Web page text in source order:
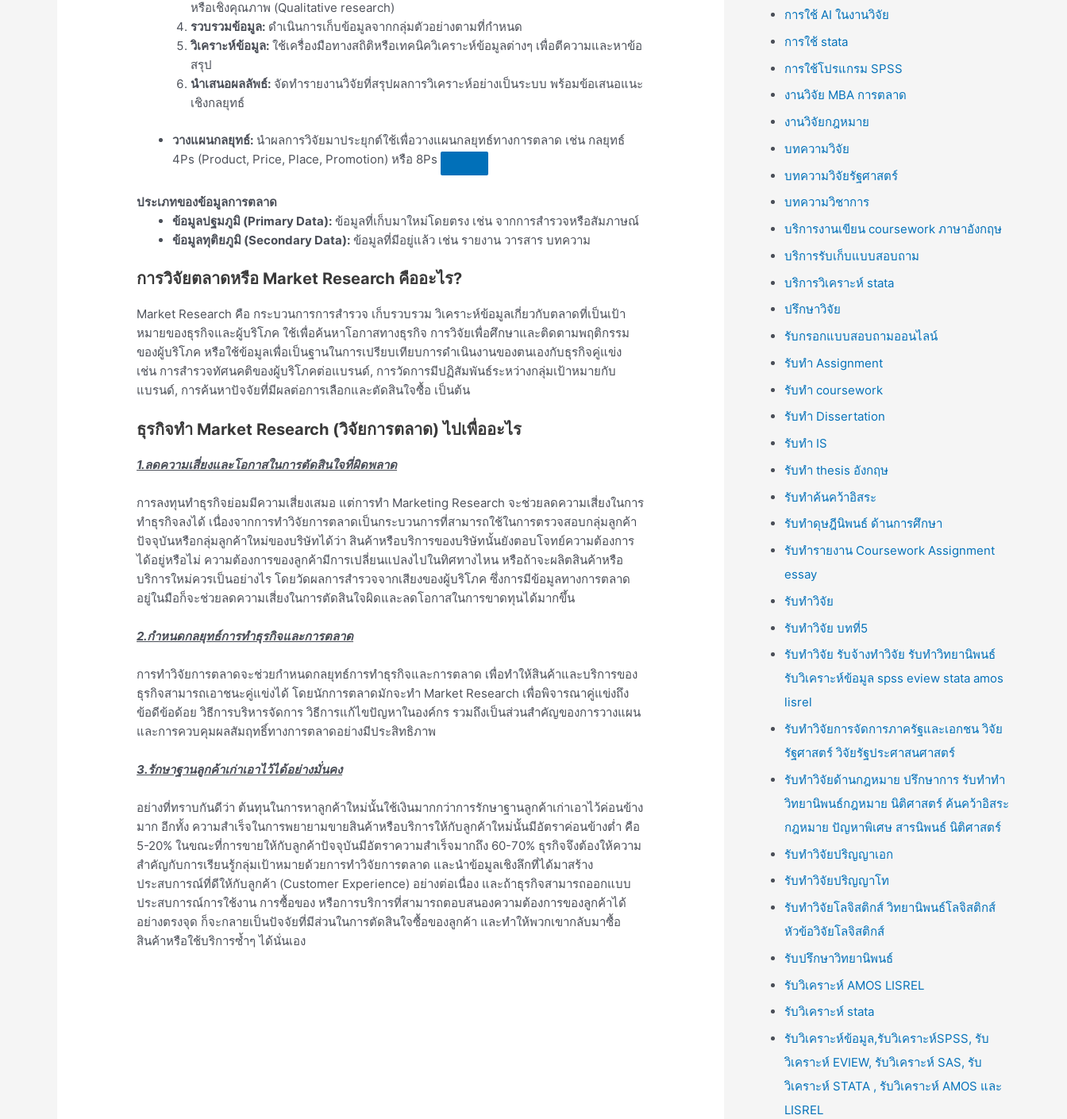
หรือเชิงคุณภาพ (Qualitative research)
รวบรวมข้อมูล:ดำเนินการเก็บข้อมูลจากกลุ่มตัวอย่างตามที่กำหนด
วิเคราะห์ข้อมูล:ใช้เครื่องมือทางสถิติหรือเทคนิควิเคราะห์ข้อมูลต่างๆ เพื่อตีความและหาข้อ
สรุป
นำเสนอผลลัพธ์:จัดทำรายงานวิจัยที่สรุปผลการวิเคราะห์อย่างเป็นระบบ พร้อมข้อเสนอแนะ
เชิงกลยุทธ์
วางแผนกลยุทธ์: นำผลการวิจัยมาประยุกต์ใช้เพื่อวางแผนกลยุทธ์ทางการตลาด เช่น กลยุทธ์
4Ps (Product, Price, Place, Promotion) หรือ 8Ps
ประเภทของข้อมูลการตลาด
ข้อมูลปฐมภูมิ (Primary Data): ข้อมูลที่เก็บมาใหม่โดยตรง เช่น จากการสำรวจหรือสัมภาษณ์
ข้อมูลทุติยภูมิ (Secondary Data): ข้อมูลที่มีอยู่แล้ว เช่น รายงาน วารสาร บทความ
การวิจัยตลาดหรือ Market Research คืออะไร?
Market Research คือ กระบวนการการสำรวจ เก็บรวบรวม วิเคราะห์ข้อมูลเกี่ยวกับตลาดที่เป็นเป้า
หมายของธุรกิจและผู้บริโภค ใช้เพื่อค้นหาโอกาสทางธุรกิจ การวิจัยเพื่อศึกษาและติดตามพฤติกรรม
ของผู้บริโภค หรือใช้ข้อมูลเพื่อเป็นฐานในการเปรียบเทียบการดําเนินงานของตนเองกับธุรกิจคู่แข่ง
เช่น การสํารวจทัศนคติของผู้บริโภคต่อแบรนด์, การวัดการมีปฏิสัมพันธ์ระหว่างกลุ่มเป้าหมายกับ
แบรนด์, การค้นหาปัจจัยที่มีผลต่อการเลือกและตัดสินใจซื้อ เป็นต้น
ธุรกิจทำ Market Research (วิจัยการตลาด) ไปเพื่ออะไร
1.ลดความเสี่ยงและโอกาสในการตัดสินใจที่ผิดพลาด
การลงทุนทำธุรกิจย่อมมีความเสี่ยงเสมอ แต่การทำ Marketing Research จะช่วยลดความเสี่ยงในการ
ทำธุรกิจลงได้ เนื่องจากการทำวิจัยการตลาดเป็นกระบวนการที่สามารถใช้ในการตรวจสอบกลุ่มลูกค้า
ปัจจุบันหรือกลุ่มลูกค้าใหม่ของบริษัทได้ว่า สินค้าหรือบริการของบริษัทนั้นยังตอบโจทย์ความต้องการ
ได้อยู่หรือไม่ ความต้องการของลูกค้ามีการเปลี่ยนแปลงไปในทิศทางไหน หรือถ้าจะผลิตสินค้าหรือ
บริการใหม่ควรเป็นอย่างไร โดยวัดผลการสำรวจจากเสียงของผู้บริโภค ซึ่งการมีข้อมูลทางการตลาด
อยู่ในมือก็จะช่วยลดความเสี่ยงในการตัดสินใจผิดและลดโอกาสในการขาดทุนได้มากขึ้น
2.กำหนดกลยุทธ์การทำธุรกิจและการตลาด
การทำวิจัยการตลาดจะช่วยกำหนดกลยุทธ์การทำธุรกิจและการตลาด เพื่อทำให้สินค้าและบริการของ
ธุรกิจสามารถเอาชนะคู่แข่งได้ โดยนักการตลาดมักจะทำ Market Research เพื่อพิจารณาคู่แข่งถึง
ข้อดีข้อด้อย วิธีการบริหารจัดการ วิธีการแก้ไขปัญหาในองค์กร รวมถึงเป็นส่วนสำคัญของการวางแผน
และการควบคุมผลสัมฤทธิ์ทางการตลาดอย่างมีประสิทธิภาพ
3.รักษาฐานลูกค้าเก่าเอาไว้ได้อย่างมั่นคง
อย่างที่ทราบกันดีว่า ต้นทุนในการหาลูกค้าใหม่นั้นใช้เงินมากกว่าการรักษาฐานลูกค้าเก่าเอาไว้ค่อนข้าง
มาก อีกทั้ง ความสำเร็จในการพยายามขายสินค้าหรือบริการให้กับลูกค้าใหม่นั้นมีอัตราค่อนข้างต่ำ คือ
5-20% ในขณะที่การขายให้กับลูกค้าปัจจุบันมีอัตราความสำเร็จมากถึง 60-70% ธุรกิจจึงต้องให้ความ
สำคัญกับการเรียนรู้กลุ่มเป้าหมายด้วยการทำวิจัยการตลาด และนำข้อมูลเชิงลึกที่ได้มาสร้าง
ประสบการณ์ที่ดีให้กับลูกค้า (Customer Experience) อย่างต่อเนื่อง และถ้าธุรกิจสามารถออกแบบ
ประสบการณ์การใช้งาน การซื้อของ หรือการบริการที่สามารถตอบสนองความต้องการของลูกค้าได้
อย่างตรงจุด ก็จะกลายเป็นปัจจัยที่มีส่วนในการตัดสินใจซื้อของลูกค้า และทำให้พวกเขากลับมาซื้อ
สินค้าหรือใช้บริการซ้ำๆ ได้นั่นเอง
การใช้ AI ในงานวิจัย
การใช้ stata
การใช้โปรแกรม SPSS
งานวิจัย MBA การตลาด
งานวิจัยกฎหมาย
บทความวิจัย
บทความวิจัยรัฐศาสตร์
บทความวิชาการ
บริการงานเขียน coursework ภาษาอังกฤษ
บริการรับเก็บแบบสอบถาม
บริการวิเคราะห์ stata
ปรึกษาวิจัย
รับกรอกแบบสอบถามออนไลน์
รับทำ Assignment
รับทำ coursework
รับทำ Dissertation
รับทำ IS
รับทำ thesis อังกฤษ
รับทำค้นคว้าอิสระ
รับทำดุษฎีนิพนธ์ ด้านการศึกษา
รับทำรายงาน Coursework Assignment
essay
รับทำวิจัย
รับทำวิจัย บทที่5
รับทำวิจัย รับจ้างทำวิจัย รับทำวิทยานิพนธ์
รับวิเคราะห์ข้อมูล spss eview stata amos
lisrel
รับทำวิจัยการจัดการภาครัฐและเอกชน วิจัย
รัฐศาสตร์ วิจัยรัฐประศาสนศาสตร์
รับทำวิจัยด้านกฎหมาย ปรึกษาการ รับทำทำ
วิทยานิพนธ์กฎหมาย นิติศาสตร์ ค้นคว้าอิสระ
กฎหมาย ปัญหาพิเศษ สารนิพนธ์ นิติศาสตร์
รับทำวิจัยปริญญาเอก
รับทำวิจัยปริญญาโท
รับทำวิจัยโลจิสติกส์ วิทยานิพนธ์โลจิสติกส์
หัวข้อวิจัยโลจิสติกส์
รับปรึกษาวิทยานิพนธ์
รับวิเคราะห์ AMOS LISREL
รับวิเคราะห์ stata
รับวิเคราะห์ข้อมูล,รับวิเคราะห์SPSS, รับ
วิเคราะห์ EVIEW, รับวิเคราะห์ SAS, รับ
วิเคราะห์ STATA , รับวิเคราะห์ AMOS และ
LISREL